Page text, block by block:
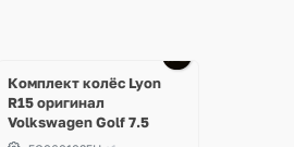
Комплект колёс Lyon
R15 оригинал
Volkswagen Golf 7.5